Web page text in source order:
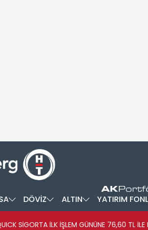
DÖVİZ ALTIN YATIRIM
SİGORTA İLK İŞLEM GÜNÜNE 76,60 TL